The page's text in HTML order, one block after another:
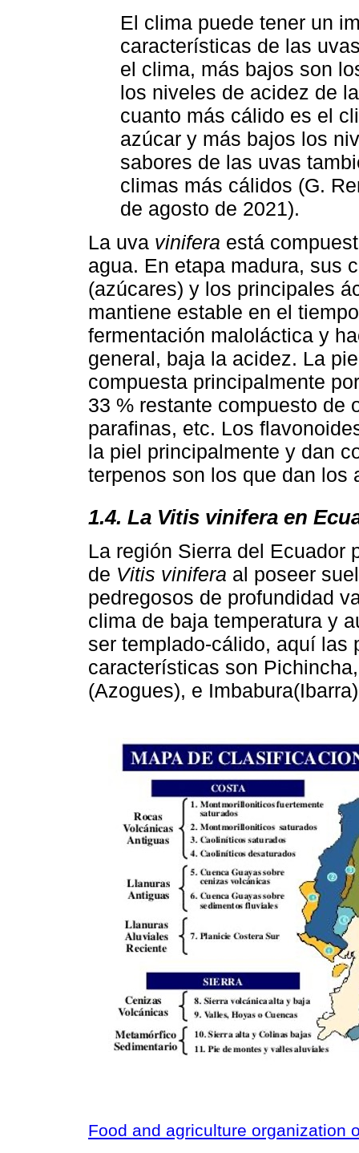
El clima puede tener un
características de las
el clima, más bajos son
los niveles de acidez de
cuanto más cálido es el
azúcar y más bajos los
sabores de las uvas
climas más cálidos (G.
de agosto de 2021).
La uva vinifera está
agua. En etapa madura, sus
(azúcares) y los principales
mantiene estable en el
fermentación maloláctica y
general, baja la acidez. La
compuesta principalmente
33 % restante compuesto de
parafinas, etc. Los
la piel principalmente y dan
terpenos son los que dan los
1.4. La Vitis vinifera en
La región Sierra del Ecuador
de Vitis vinifera al poseer
pedregosos de profundidad
clima de baja temperatura y
ser templado-cálido, aquí las
características son
(Azogues), e
Food and agriculture organization